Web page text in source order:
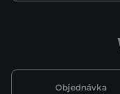
Objednávka